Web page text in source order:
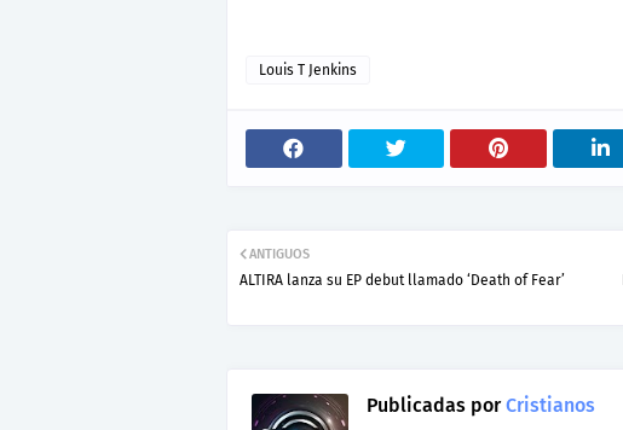
Louis T Jenkins
ANTIGUOS
ALTIRA lanza su EP debut llamado ‘Death of Fear’
Publicadas porCristianos